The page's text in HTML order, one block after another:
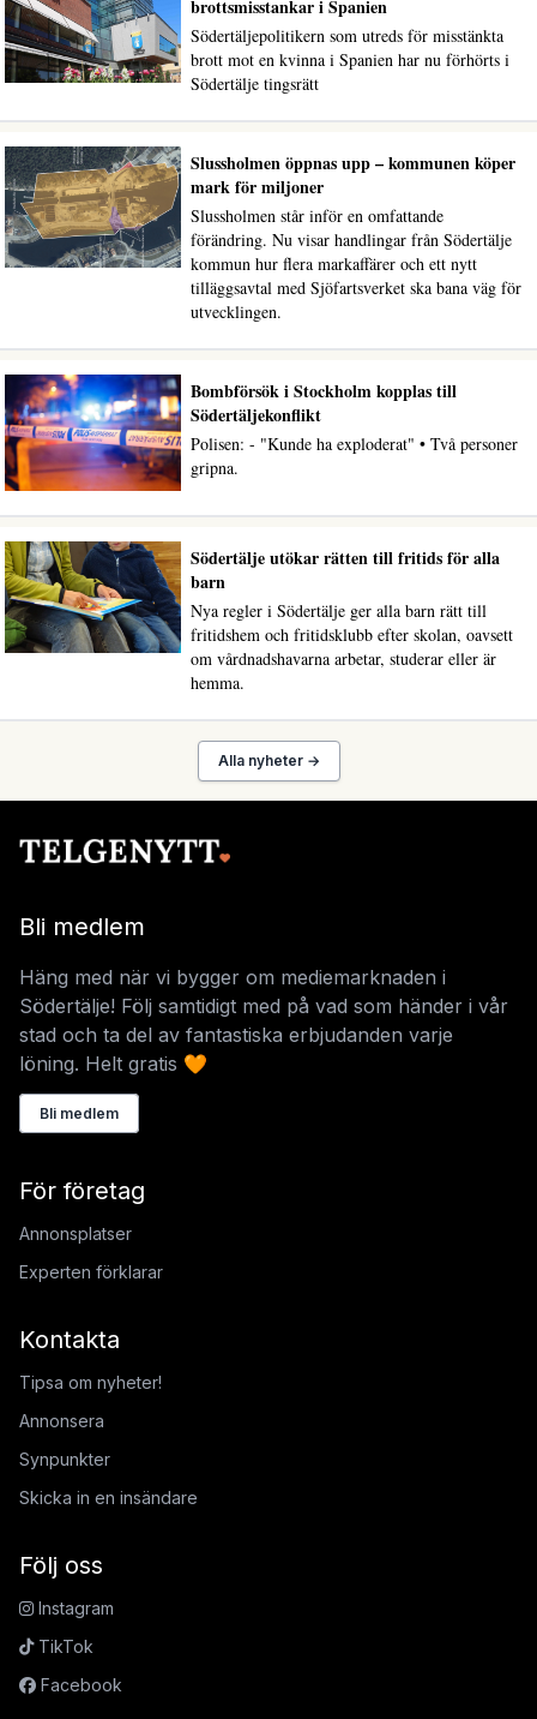
brottsmisstankar i Spanien
Södertäljepolitikern som utreds för misstänkta
brott mot en kvinna i Spanien har nu förhörts i
Södertälje tingsrätt
Slussholmen öppnas upp – kommunen köper
mark för miljoner
Slussholmen står inför en omfattande
förändring. Nu visar handlingar från Södertälje
kommun hur flera markaffärer och ett nytt
tilläggsavtal med Sjöfartsverket ska bana väg för
utvecklingen.
Bombförsök i Stockholm kopplas till
Södertäljekonflikt
Polisen: - "Kunde ha exploderat" • Två personer
gripna.
Södertälje utökar rätten till fritids för alla
barn
Nya regler i Södertälje ger alla barn rätt till
fritidshem och fritidsklubb efter skolan, oavsett
om vårdnadshavarna arbetar, studerar eller är
hemma.
Alla nyheter →
Bli medlem
Häng med när vi bygger om mediemarknaden i
Södertälje! Följ samtidigt med på vad som händer i vår
stad och ta del av fantastiska erbjudanden varje
löning. Helt gratis 🧡
Bli medlem
För företag
Annonsplatser
Experten förklarar
Kontakta
Tipsa om nyheter!
Annonsera
Synpunkter
Skicka in en insändare
Följ oss
Instagram
TikTok
Facebook